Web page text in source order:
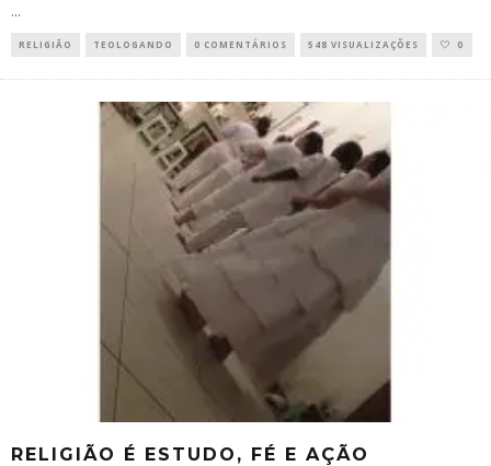
...
RELIGIÃO TEOLOGANDO 0 COMENTÁRIOS 548 VISUALIZAÇÕES 0
RELIGIÃO É ESTUDO, FÉ E AÇÃO